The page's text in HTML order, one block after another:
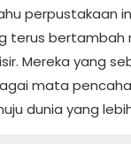
perpustakaan
terus bertambah
Mereka yang
mata
dunia yang